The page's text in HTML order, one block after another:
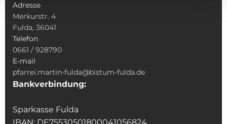
Adresse
Merkurstr. 4
Fulda, 36041
Telefon
0661 / 928790
E-mail
pfarrei.martin-fulda@bistum-fulda.de
Bankverbindung:
Sparkasse Fulda